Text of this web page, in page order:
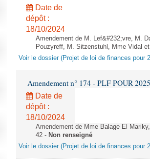
Date de
dépôt :
18/10/2024
Amendement de M. Lef&#232;vre, M.
Pouzyreff, M. Sitzenstuhl, Mme Vidal
Voir le dossier (Projet de loi de finances pour
Amendement n° 174 - PLF POUR
Date de
dépôt :
18/10/2024
Amendement de Mme Balage El
42 - Non renseigné
Voir le dossier (Projet de loi de finances pour